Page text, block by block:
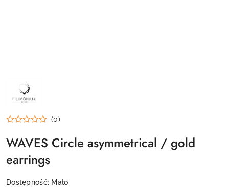
PRODUCENTA:
FILIMONIUK
DESIGN
(0)
WAVES Circle asymmetrical / gold
earrings
Dostępność: Mało